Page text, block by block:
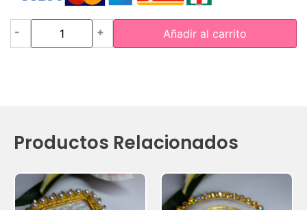
- + Añadir al carrito
Productos Relacionados